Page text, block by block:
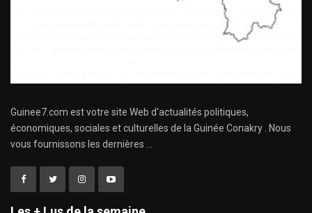
Guinee7.com est votre site Web d'actualités politiques,
économiques, sociales et culturelles de la Guinée Conakry . Nous
vous fournissons les dernières ...